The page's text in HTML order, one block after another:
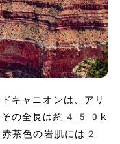
キャニオンは、アリ
その全長は約450k
茶色の岩肌には2